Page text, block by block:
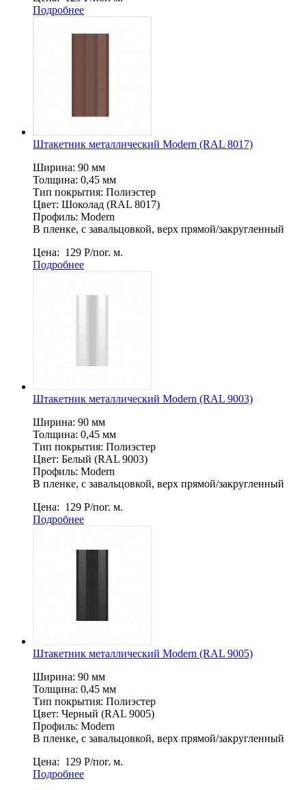
Подробнее
Штакетник металлический Мodern (RAL 8017)
Ширина: 90 мм
Толщина: 0,45 мм
Тип покрытия: Полиэстер
Цвет: Шоколад (RAL 8017)
Профиль: Мodern
В пленке, c завальцовкой, верх прямой/закругленный
Цена: 129 Р/пог. м.
Подробнее
Штакетник металлический Мodern (RAL 9003)
Ширина: 90 мм
Толщина: 0,45 мм
Тип покрытия: Полиэстер
Цвет: Белый (RAL 9003)
Профиль: Мodern
В пленке, c завальцовкой, верх прямой/закругленный
Цена: 129 Р/пог. м.
Подробнее
Штакетник металлический Мodern (RAL 9005)
Ширина: 90 мм
Толщина: 0,45 мм
Тип покрытия: Полиэстер
Цвет: Черный (RAL 9005)
Профиль: Мodern
В пленке, c завальцовкой, верх прямой/закругленный
Цена: 129 Р/пог. м.
Подробнее